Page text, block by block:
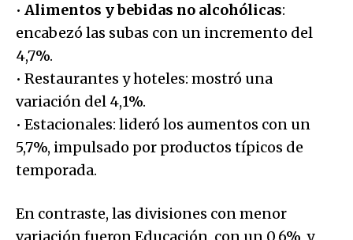
• Alimentos y bebidas no alcohólicas:
encabezó las subas con un incremento del
4,7%.
• Restaurantes y hoteles: mostró una
variación del 4,1%.
• Estacionales: lideró los aumentos con un
5,7%, impulsado por productos típicos de
temporada.
En contraste, las divisiones con menor